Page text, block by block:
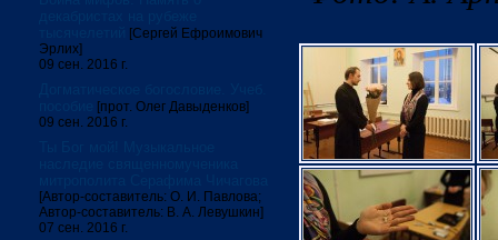
[Сергей Ефроимович
Эрлих]
09 сен. 2016 г.
[прот. Олег Давыденков]
09 сен. 2016 г.
[Автор-составитель: О. И. Павлова;
Автор-составитель: В. А. Левушкин]
07 сен. 2016 г.